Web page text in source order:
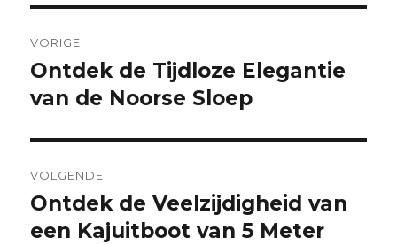
VORIGE
Vorige
bericht:
Ontdek de Tijdloze Elegantie
van de Noorse Sloep
VOLGENDE
Volgende
bericht:
Ontdek de Veelzijdigheid van
een Kajuitboot van 5 Meter